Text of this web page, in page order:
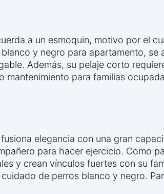
a un esmoquin, motivo por el
y negro para apartamento, se
Además, su pelaje corto
para familias
elegancia con una gran
para hacer ejercicio. Como
y crean vínculos fuertes con su
de perros blanco y negro.